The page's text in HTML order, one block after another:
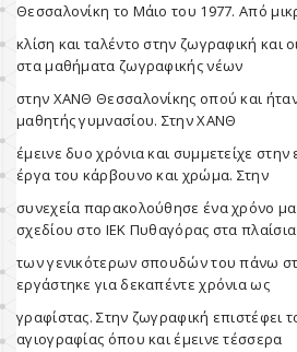
Θεσσαλονίκη το Μάιο του 1977. Από
κλίση και ταλέντο στην ζωγραφική και
στα μαθήματα ζωγραφικής νέων
στην ΧΑΝΘ Θεσσαλονίκης οπού και
μαθητής γυμνασίου. Στην ΧΑΝΘ
έμεινε δυο χρόνια και συμμετείχε στην
έργα του κάρβουνο και χρώμα. Στην
συνεχεία παρακολούθησε ένα χρόνο
σχεδίου στο ΙΕΚ Πυθαγόρας στα πλαίσια
των γενικότερων σπουδών του πάνω
εργάστηκε για δεκαπέντε χρόνια ως
γραφίστας. Στην ζωγραφική επιστέφει
αγιογραφίας όπου και έμεινε τέσσερα